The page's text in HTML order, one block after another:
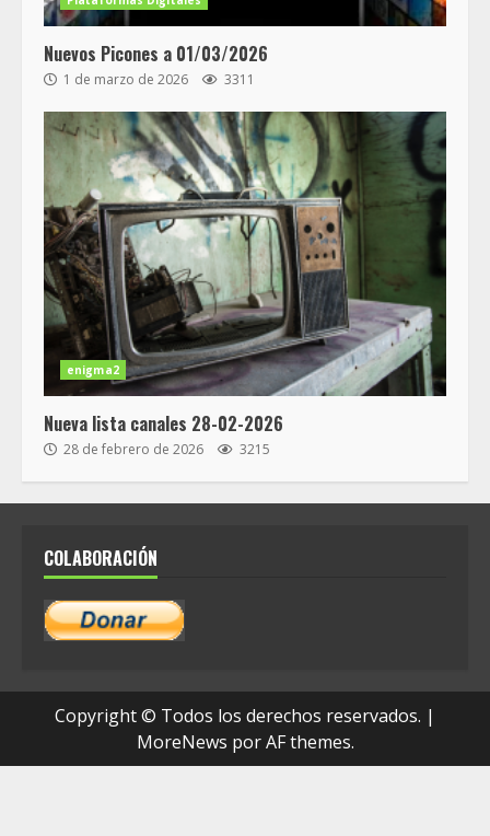
Nuevos Picones a 01/03/2026
1 de marzo de 2026 3311
enigma2
Nueva lista canales 28-02-2026
28 de febrero de 2026 3215
COLABORACIÓN
Copyright © Todos los derechos reservados. |
MoreNews por AF themes.